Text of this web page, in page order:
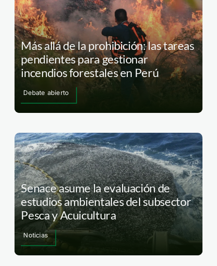
Más allá de la prohibición: las tareas
pendientes para gestionar
incendios forestales en Perú
Debate abierto
Senace asume la evaluación de
estudios ambientales del subsector
Pesca y Acuicultura
Noticias